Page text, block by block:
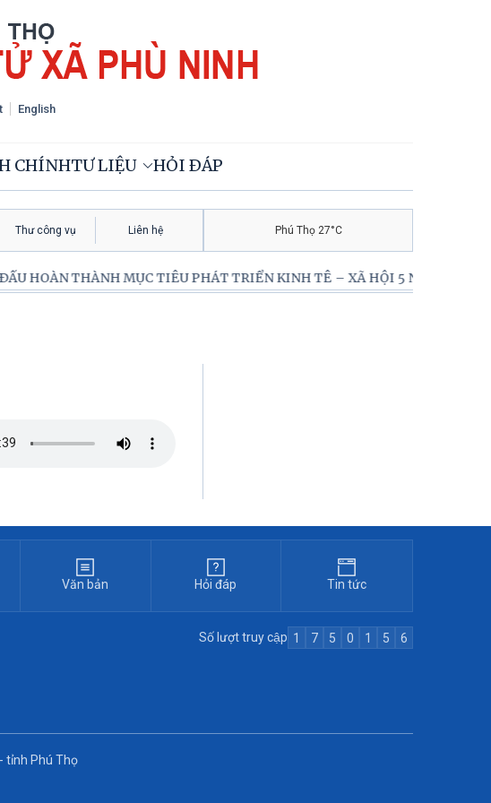
English
CHÍNHTƯ LIỆU HỎI ĐÁP
Thư công vụ Liên hệ Phú Thọ 27°C
HOÀN THÀNH MỤC TIÊU PHÁT TRIỂN KINH TÊ – XÃ HỘI 5 NĂM 2026-
Văn bản Hỏi đáp Tin tức
Số lượt truy cập 1 7 5 0 1 5 6
tỉnh Phú Thọ